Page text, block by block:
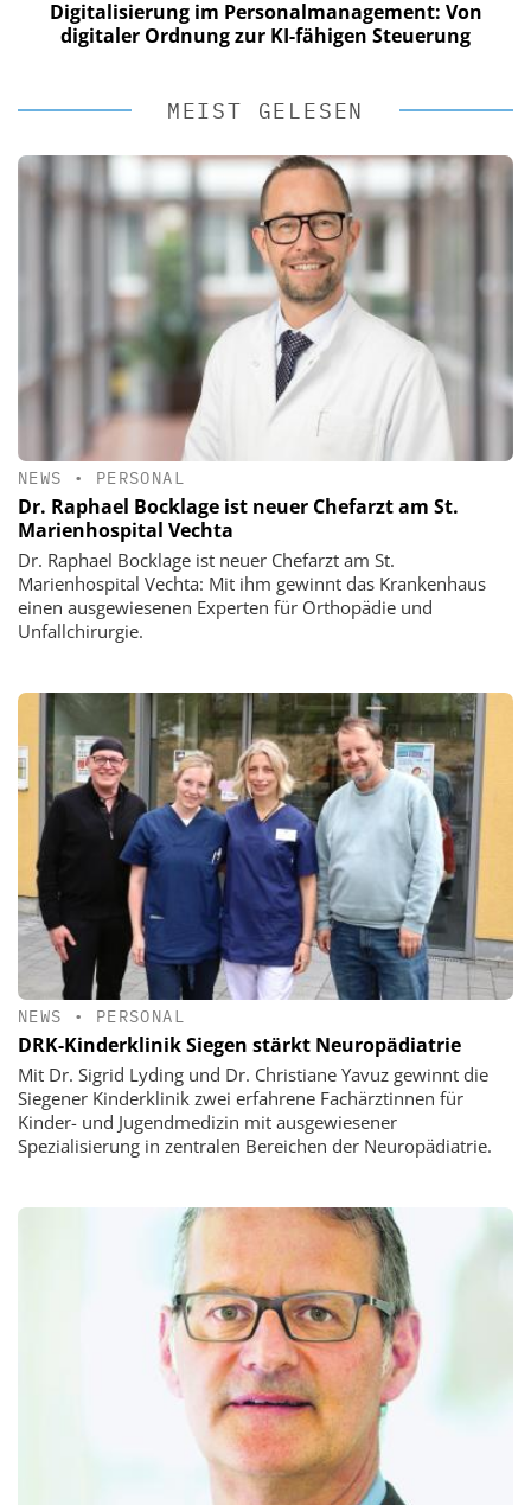
Digitalisierung im Personalmanagement: Von
digitaler Ordnung zur KI-fähigen Steuerung
MEIST GELESEN
NEWS • PERSONAL
Dr. Raphael Bocklage ist neuer Chefarzt am St.
Marienhospital Vechta
Dr. Raphael Bocklage ist neuer Chefarzt am St.
Marienhospital Vechta: Mit ihm gewinnt das Krankenhaus
einen ausgewiesenen Experten für Orthopädie und
Unfallchirurgie.
NEWS • PERSONAL
DRK-Kinderklinik Siegen stärkt Neuropädiatrie
Mit Dr. Sigrid Lyding und Dr. Christiane Yavuz gewinnt die
Siegener Kinderklinik zwei erfahrene Fachärztinnen für
Kinder- und Jugendmedizin mit ausgewiesener
Spezialisierung in zentralen Bereichen der Neuropädiatrie.